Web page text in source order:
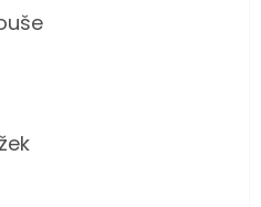
je 5 z 5 hvězdiček.
je 5 z 5 hvězdiček.